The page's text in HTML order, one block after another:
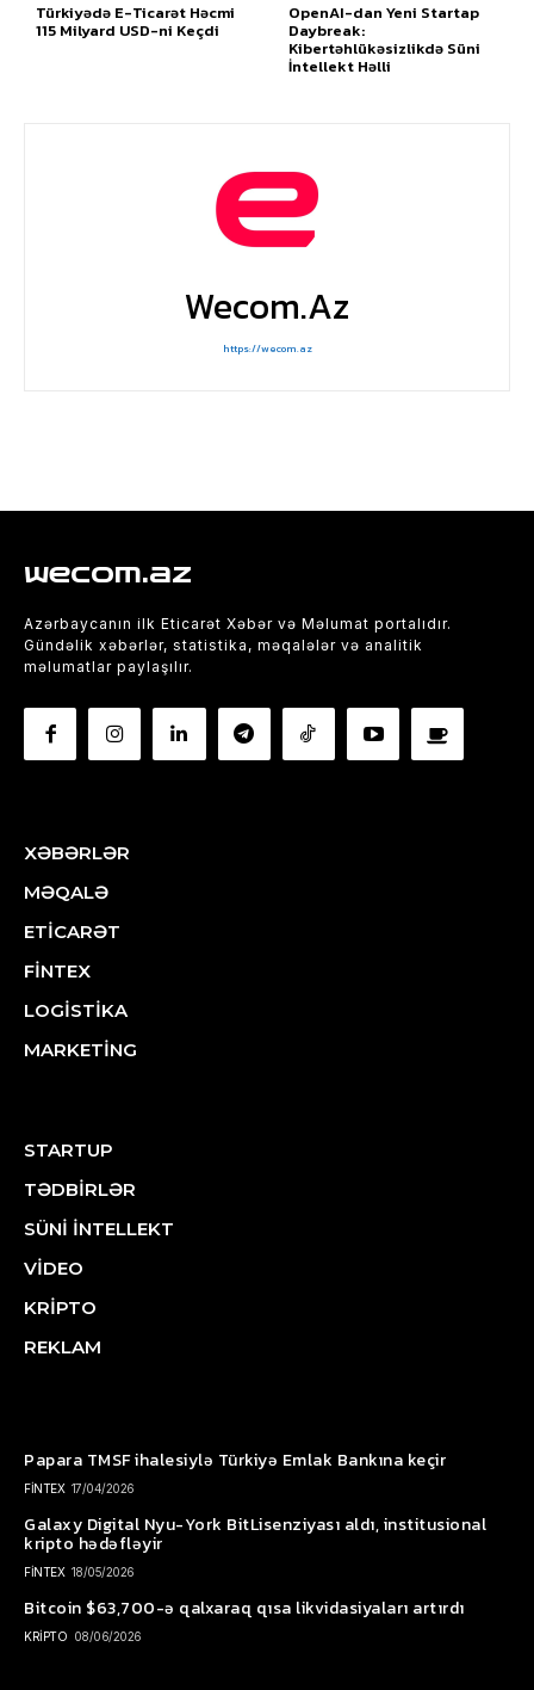
Türkiyədə E-Ticarət Həcmi
115 Milyard USD-ni Keçdi
OpenAI-dan Yeni Startap
Daybreak:
Kibertəhlükəsizlikdə Süni
İntellekt Həlli
Wecom.az
https://wecom.az
wecom.az
Azərbaycanın ilk Eticarət Xəbər və Məlumat portalıdır.
Gündəlik xəbərlər, statistika, məqalələr və analitik
məlumatlar paylaşılır.
XƏBƏRLƏR
MƏQALƏ
ETİCARƏT
FİNTEX
LOGİSTİKA
MARKETİNG
STARTUP
TƏDBİRLƏR
SÜNİ İNTELLEKT
VİDEO
KRİPTO
REKLAM
Papara TMSF ihalesiylə Türkiyə Emlak Bankına keçir
FİNTEX 17/04/2026
Galaxy Digital Nyu-York BitLisenziyası aldı, institusional
kripto hədəfləyir
FİNTEX 18/05/2026
Bitcoin $63,700-ə qalxaraq qısa likvidasiyaları artırdı
KRİPTO 08/06/2026